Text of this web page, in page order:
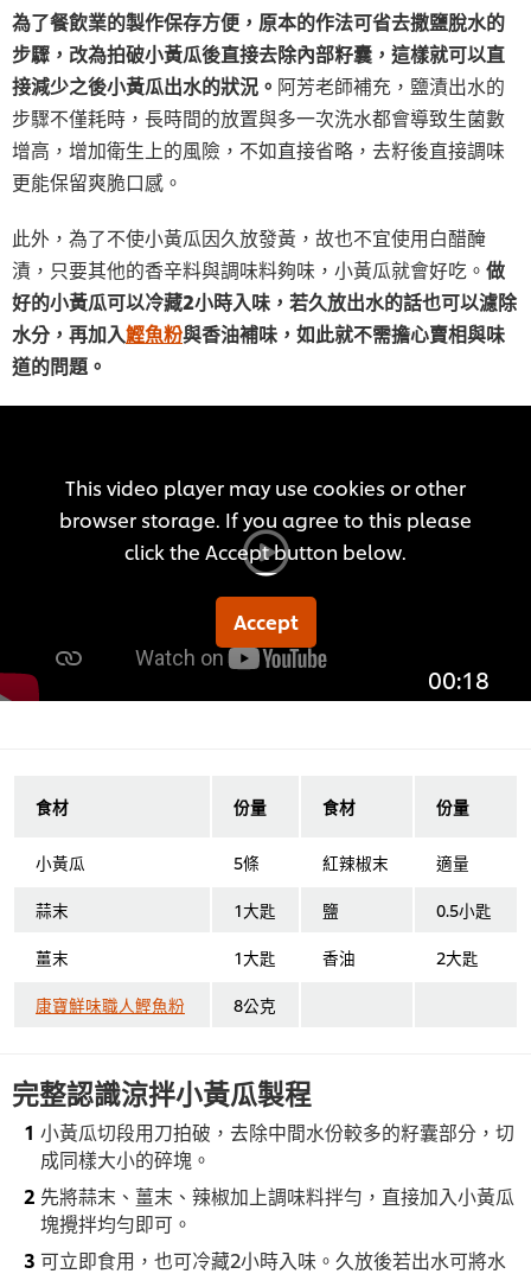
為了餐飲業的製作保存方便，原本的作法可省去撒鹽脫水的
步驟，改為拍破小黃瓜後直接去除內部籽囊，這樣就可以直
接減少之後小黃瓜出水的狀況。 阿芳老師補充，鹽漬出水的
步驟不僅耗時，長時間的放置與多一次洗水都會導致生菌數
增高，增加衛生上的風險，不如直接省略，去籽後直接調味
更能保留爽脆口感。
此外，為了不使小黃瓜因久放發黃，故也不宜使用白醋醃
漬，只要其他的香辛料與調味料夠味，小黃瓜就會好吃。 做
好的小黃瓜可以冷藏2小時入味，若久放出水的話也可以濾除
水分，再加入鰹魚粉與香油補味，如此就不需擔心賣相與味
道的問題。
This video player may use cookies or other
browser storage. If you agree to this please
click the Accept button below.
Accept
00:18
食材 份量 食材 份量
小黃瓜 5條 紅辣椒末 適量
蒜末 1大匙 鹽 0.5小匙
薑末 1大匙 香油 2大匙
康寶鮮味職人鰹魚粉 8公克
完整認識涼拌小黃瓜製程
小黃瓜切段用刀拍破，去除中間水份較多的籽囊部分，切
成同樣大小的碎塊。
先將蒜末、薑末、辣椒加上調味料拌勻，直接加入小黃瓜
塊攪拌均勻即可。
可立即食用，也可冷藏2小時入味。久放後若出水可將水